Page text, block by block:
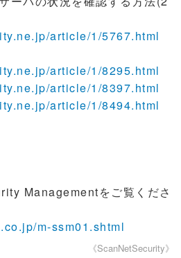
article/1/5767.html
article/1/8295.html
article/1/8397.html
article/1/8494.html
Managementをご覧くださ
m-ssm01.shtml
《ScanNetSecurity》